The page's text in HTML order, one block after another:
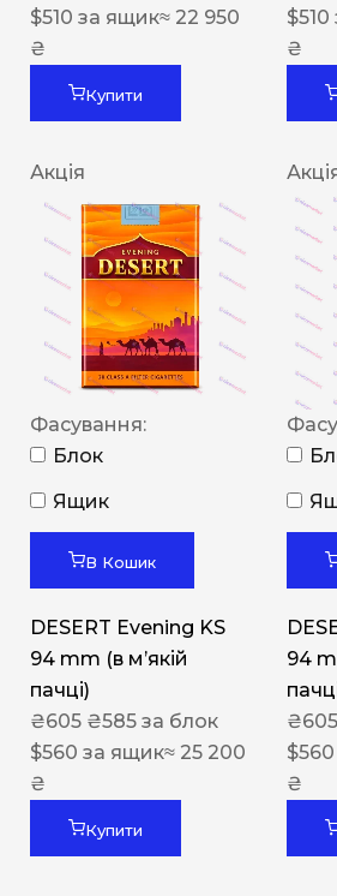
$510 за ящик≈ 22 950
₴
Купити
$510
₴
Акція
Фасування:
Блок
Ящик
В Кошик
DESERT Evening KS
94 mm (в мʼякій
пачці)
₴605 ₴585 за блок
$560 за ящик≈ 25 200
₴
Купити
94
₴605
$560
₴